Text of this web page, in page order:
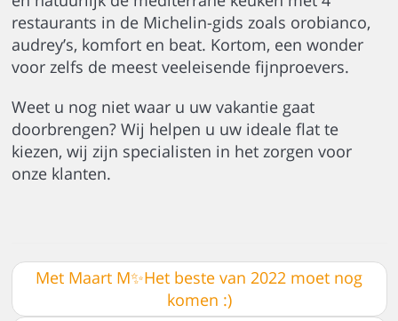
restaurants in de Michelin-gids zoals orobianco,
audrey’s, komfort en beat. Kortom, een wonder
voor zelfs de meest veeleisende fijnproevers.
Weet u nog niet waar u uw vakantie gaat
doorbrengen? Wij helpen u uw ideale flat te
kiezen, wij zijn specialisten in het zorgen voor
onze klanten.
Met Maart M✨Het beste van 2022 moet nog
komen :)